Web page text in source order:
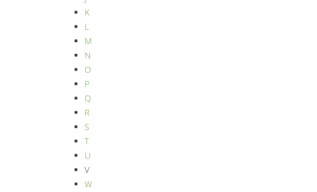
K
L
M
N
O
P
Q
R
S
T
U
V
W